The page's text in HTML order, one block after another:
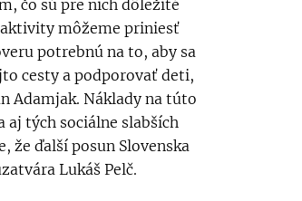
čo sú pre nich dôležité
môžeme priniesť
potrebnú na to, aby sa
cesty a podporovať deti,
Adamjak. Náklady na túto
tých sociálne slabších
že ďalší posun Slovenska
Lukáš Pelč.